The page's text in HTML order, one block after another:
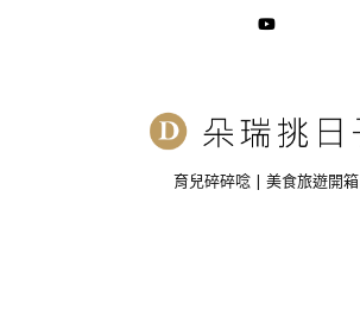
育兒碎碎唸 | 美食旅遊開箱